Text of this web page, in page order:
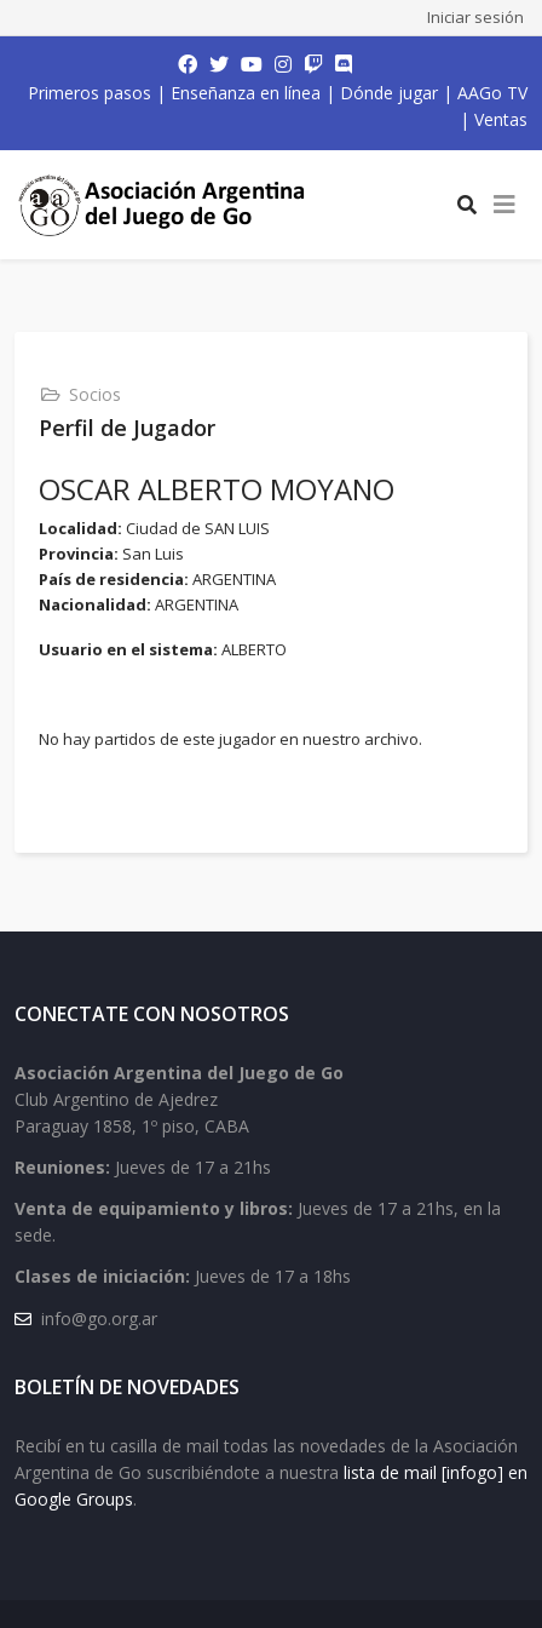
Iniciar sesión
Primeros pasos | Enseñanza en línea | Dónde jugar | AAGo TV
| Ventas
Socios
Perfil de Jugador
OSCAR ALBERTO MOYANO
Localidad: Ciudad de SAN LUIS
Provincia: San Luis
País de residencia: ARGENTINA
Nacionalidad: ARGENTINA
Usuario en el sistema: ALBERTO
No hay partidos de este jugador en nuestro archivo.
CONECTATE CON NOSOTROS
Asociación Argentina del Juego de Go
Club Argentino de Ajedrez
Paraguay 1858, 1º piso, CABA
Reuniones: Jueves de 17 a 21hs
Venta de equipamiento y libros: Jueves de 17 a 21hs, en la
sede.
Clases de iniciación: Jueves de 17 a 18hs
info@go.org.ar
BOLETÍN DE NOVEDADES
Recibí en tu casilla de mail todas las novedades de la Asociación
Argentina de Go suscribiéndote a nuestra lista de mail [infogo] en
Google Groups.